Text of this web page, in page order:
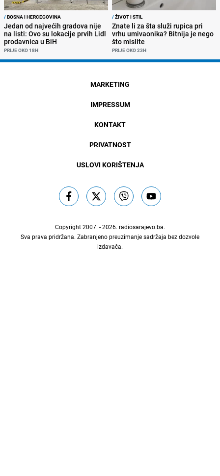
/BOSNA I HERCEGOVINA
Jedan od najvećih gradova nije
na listi: Ovo su lokacije prvih Lidl
prodavnica u BiH
PRIJE OKO 18H
/ŽIVOT I STIL
Znate li za šta služi rupica pri
vrhu umivaonika? Bitnija je nego
što mislite
PRIJE OKO 23H
MARKETING
IMPRESSUM
KONTAKT
PRIVATNOST
USLOVI KORIŠTENJA
Copyright 2007. - 2026. radiosarajevo.ba.
Sva prava pridržana. Zabranjeno preuzimanje sadržaja bez dozvole
izdavača.